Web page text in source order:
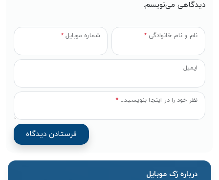
نظر خود را در اینجا بنویسید... *
نام و نام خانوادگی * شماره موبایل *
ایمیل
دیدگاهی می‌نویسم.
درباره رُک‌ موبایل